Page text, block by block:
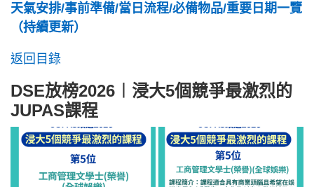
天氣安排/事前準備/當日流程/必備物品/重要日期一覽
（持續更新）
返回目錄
DSE放榜2026︱浸大5個競爭最激烈的
JUPAS課程